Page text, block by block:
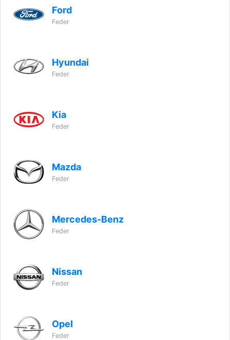
Ford
Feder
Hyundai
Feder
Kia
Feder
Mazda
Feder
Mercedes-Benz
Feder
Nissan
Feder
Opel
Feder